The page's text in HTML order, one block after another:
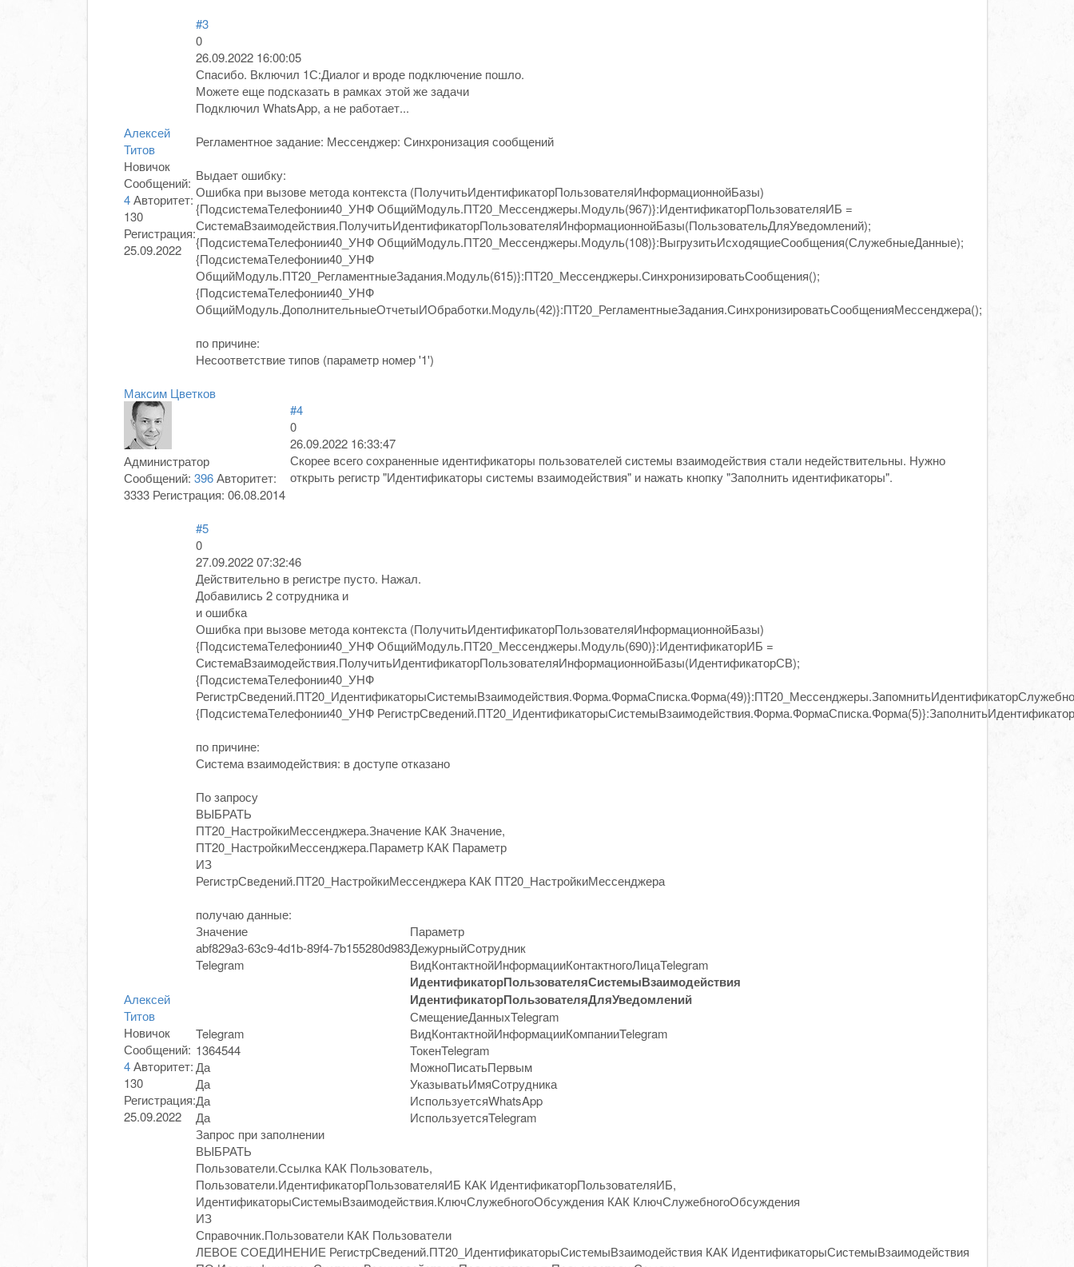
Алексей
Титов
Новичок
Сообщений:
4 Авторитет:
130
Регистрация:
25.09.2022
#3
0
26.09.2022 16:00:05
Спасибо. Включил 1С:Диалог и вроде подключение пошло.
Можете еще подсказать в рамках этой же задачи
Подключил WhatsApp, а не работает...
Регламентное задание: Мессенджер: Синхронизация сообщений
Выдает ошибку:
Ошибка при вызове метода контекста (ПолучитьИдентификаторПользователяИнформационнойБазы)
{ПодсистемаТелефонии40_УНФ ОбщийМодуль.ПТ20_Мессенджеры.Модуль(967)}:ИдентификаторПользователяИБ =
СистемаВзаимодействия.ПолучитьИдентификаторПользователяИнформационнойБазы(ПользовательДляУведомлений);
{ПодсистемаТелефонии40_УНФ ОбщийМодуль.ПТ20_Мессенджеры.Модуль(108)}:ВыгрузитьИсходящиеСообщения(СлужебныеДанные);
{ПодсистемаТелефонии40_УНФ
ОбщийМодуль.ПТ20_РегламентныеЗадания.Модуль(615)}:ПТ20_Мессенджеры.СинхронизироватьСообщения();
{ПодсистемаТелефонии40_УНФ
ОбщийМодуль.ДополнительныеОтчетыИОбработки.Модуль(42)}:ПТ20_РегламентныеЗадания.СинхронизироватьСообщенияМессенджера();
по причине:
Несоответствие типов (параметр номер '1')
Максим Цветков
Администратор
Сообщений: 396 Авторитет:
3333 Регистрация: 06.08.2014
#4
0
26.09.2022 16:33:47
Скорее всего сохраненные идентификаторы пользователей системы взаимодействия стали недействительны. Нужно
открыть регистр "Идентификаторы системы взаимодействия" и нажать кнопку "Заполнить идентификаторы".
Алексей
Титов
Новичок
Сообщений:
4 Авторитет:
130
Регистрация:
25.09.2022
#5
0
27.09.2022 07:32:46
Действительно в регистре пусто. Нажал.
Добавились 2 сотрудника и
и ошибка
Ошибка при вызове метода контекста (ПолучитьИдентификаторПользователяИнформационнойБазы)
{ПодсистемаТелефонии40_УНФ ОбщийМодуль.ПТ20_Мессенджеры.Модуль(690)}:ИдентификаторИБ =
СистемаВзаимодействия.ПолучитьИдентификаторПользователяИнформационнойБазы(ИдентификаторСВ);
{ПодсистемаТелефонии40_УНФ
{ПодсистемаТелефонии40_УНФ
по причине:
Система взаимодействия: в доступе отказано
По запросу
ВЫБРАТЬ
ПТ20_НастройкиМессенджера.Значение КАК Значение,
ПТ20_НастройкиМессенджера.Параметр КАК Параметр
ИЗ
РегистрСведений.ПТ20_НастройкиМессенджера КАК ПТ20_НастройкиМессенджера
получаю данные:
Значение
Параметр
abf829a3-63c9-4d1b-89f4-7b155280d983ДежурныйСотрудник
Telegram
ВидКонтактнойИнформацииКонтактногоЛицаTelegram
ИдентификаторПользователяСистемыВзаимодействия
ИдентификаторПользователяДляУведомлений
СмещениеДанныхTelegram
Telegram
ВидКонтактнойИнформацииКомпанииTelegram
1364544
ТокенTelegram
Да
МожноПисатьПервым
Да
УказыватьИмяСотрудника
Да
ИспользуетсяWhatsApp
Да
ИспользуетсяTelegram
Запрос при заполнении
ВЫБРАТЬ
Пользователи.Ссылка КАК Пользователь,
Пользователи.ИдентификаторПользователяИБ КАК ИдентификаторПользователяИБ,
ИдентификаторыСистемыВзаимодействия.КлючСлужебногоОбсуждения КАК КлючСлужебногоОбсуждения
ИЗ
Справочник.Пользователи КАК Пользователи
ЛЕВОЕ СОЕДИНЕНИЕ РегистрСведений.ПТ20_ИдентификаторыСистемыВзаимодействия КАК ИдентификаторыСистемыВзаимодействия